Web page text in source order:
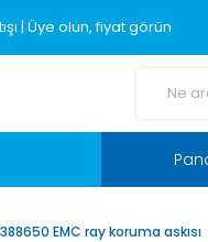
| Üye olun, fiyat görün
EMC ray koruma askısı